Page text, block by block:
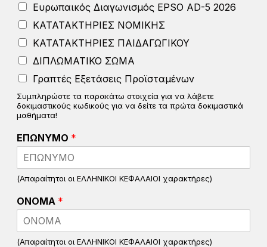
Ευρωπαικός Διαγωνισμός EPSO AD-5 2026
ΚΑΤΑΤΑΚΤΗΡΙΕΣ ΝΟΜΙΚΗΣ
ΚΑΤΑΤΑΚΤΗΡΙΕΣ ΠΑΙΔΑΓΩΓΙΚΟΥ
ΔΙΠΛΩΜΑΤΙΚΟ ΣΩΜΑ
Γραπτές Εξετάσεις Προϊσταμένων
Συμπληρώστε τα παρακάτω στοιχεία για να λάβετε
δοκιμαστικούς κωδικούς για να δείτε τα πρώτα δοκιμαστικά
μαθήματα!
ΕΠΩΝΥΜΟ *
(Απαραίτητοι οι ΕΛΛΗΝΙΚΟΙ ΚΕΦΑΛΑΙΟΙ χαρακτήρες)
ΟΝΟΜΑ *
(Απαραίτητοι οι ΕΛΛΗΝΙΚΟΙ ΚΕΦΑΛΑΙΟΙ χαρακτήρες)